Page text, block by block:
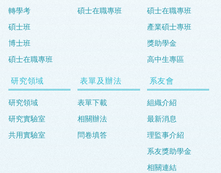
轉學考
碩士班
博士班
碩士在職專班
碩士在職專班
碩士在職專班
產業碩士專班
獎助學金
高中生專區
研究領域
研究領域
研究實驗室
共用實驗室
表單及辦法
表單下載
相關辦法
問卷填答
系友會
組織介紹
最新消息
理監事介紹
系友獎助學金
相關連結